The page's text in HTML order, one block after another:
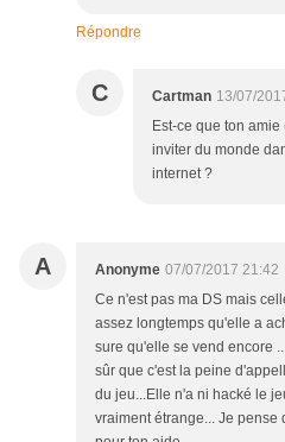
Répondre
C Cartman 13/07/
Est-ce que ton
inviter du monde
internet ?
A Anonyme 07/07/2017 21:42
Ce n'est pas ma DS mais
assez longtemps qu'elle a
sure qu'elle se vend encore
sûr que c'est la peine
du jeu...Elle n'a ni hacké le
vraiment étrange... Je pense